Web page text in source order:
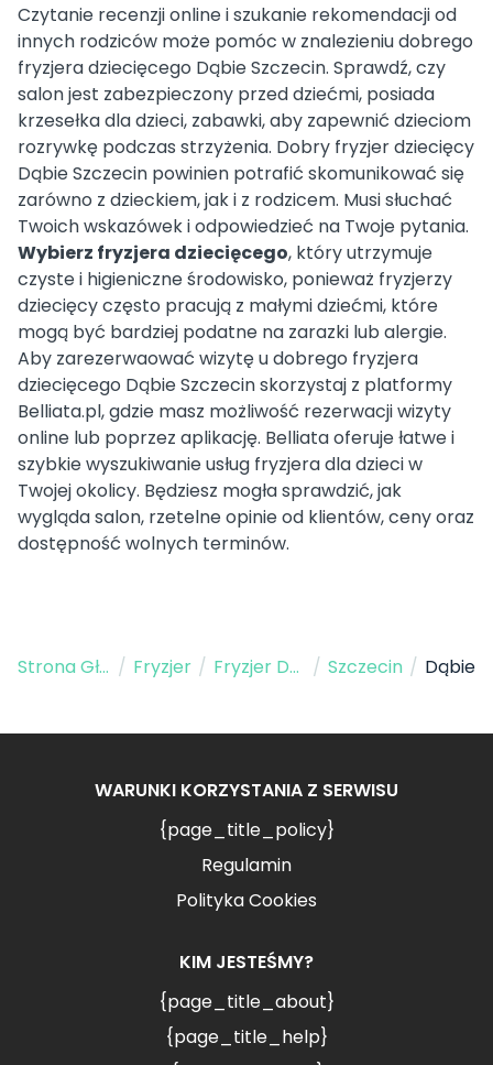
Czytanie recenzji online i szukanie rekomendacji od
innych rodziców może pomóc w znalezieniu dobrego
fryzjera dziecięcego Dąbie Szczecin. Sprawdź, czy
salon jest zabezpieczony przed dziećmi, posiada
krzesełka dla dzieci, zabawki, aby zapewnić dzieciom
rozrywkę podczas strzyżenia. Dobry fryzjer dziecięcy
Dąbie Szczecin powinien potrafić skomunikować się
zarówno z dzieckiem, jak i z rodzicem. Musi słuchać
Twoich wskazówek i odpowiedzieć na Twoje pytania.
Wybierz fryzjera dziecięcego, który utrzymuje
czyste i higieniczne środowisko, ponieważ fryzjerzy
dziecięcy często pracują z małymi dziećmi, które
mogą być bardziej podatne na zarazki lub alergie.
Aby zarezerwaować wizytę u dobrego fryzjera
dziecięcego Dąbie Szczecin skorzystaj z platformy
Belliata.pl, gdzie masz możliwość rezerwacji wizyty
online lub poprzez aplikację. Belliata oferuje łatwe i
szybkie wyszukiwanie usług fryzjera dla dzieci w
Twojej okolicy. Będziesz mogła sprawdzić, jak
wygląda salon, rzetelne opinie od klientów, ceny oraz
dostępność wolnych terminów.
Strona Główna / Fryzjer / Fryzjer Dziecięcy / Szczecin / Dąbie
WARUNKI KORZYSTANIA Z SERWISU
{page_title_policy}
Regulamin
Polityka Cookies
KIM JESTEŚMY?
{page_title_about}
{page_title_help}